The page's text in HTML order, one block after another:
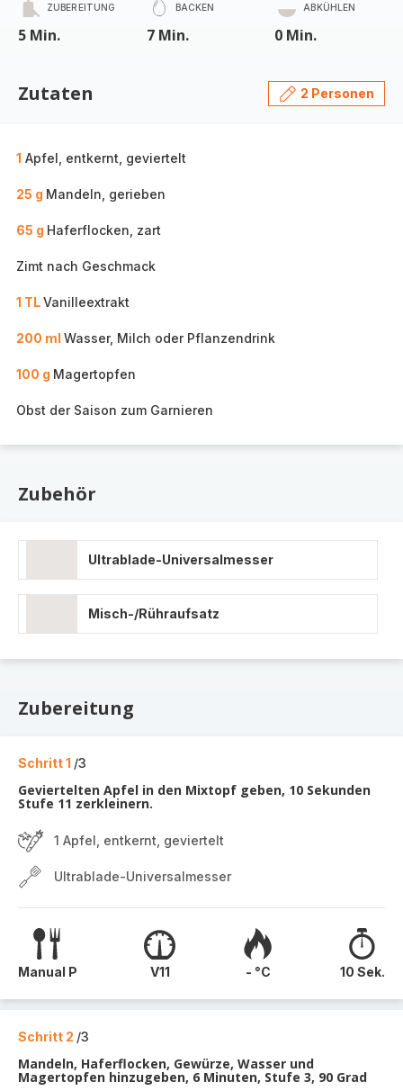
ZUBEREITUNG
5 Min.
BACKEN
7 Min.
ABKÜHLEN
0 Min.
Zutaten 2 Personen
1 Apfel, entkernt, geviertelt
25 g Mandeln, gerieben
65 g Haferflocken, zart
Zimt nach Geschmack
1 TLVanilleextrakt
200 ml Wasser, Milch oder Pflanzendrink
100 g Magertopfen
Obst der Saison zum Garnieren
Zubehör
Ultrablade-Universalmesser
Misch-/Rühraufsatz
Zubereitung
Schritt 1 /3
Geviertelten Apfel in den Mixtopf geben, 10 Sekunden
Stufe 11 zerkleinern.
1 Apfel, entkernt, geviertelt
Ultrablade-Universalmesser
Manual P V11 - °C 10 Sek.
Schritt 2 /3
Mandeln, Haferflocken, Gewürze, Wasser und
Magertopfen hinzugeben, 6 Minuten, Stufe 3, 90 Grad